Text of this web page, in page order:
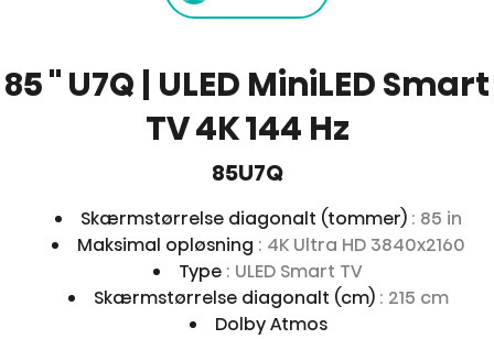
85 '' U7Q | ULED MiniLED Smart
TV 4K 144 Hz
85U7Q
Skærmstørrelse diagonalt (tommer) : 85 in
Maksimal opløsning : 4K Ultra HD 3840x2160
Type : ULED Smart TV
Skærmstørrelse diagonalt (cm) : 215 cm
Dolby Atmos